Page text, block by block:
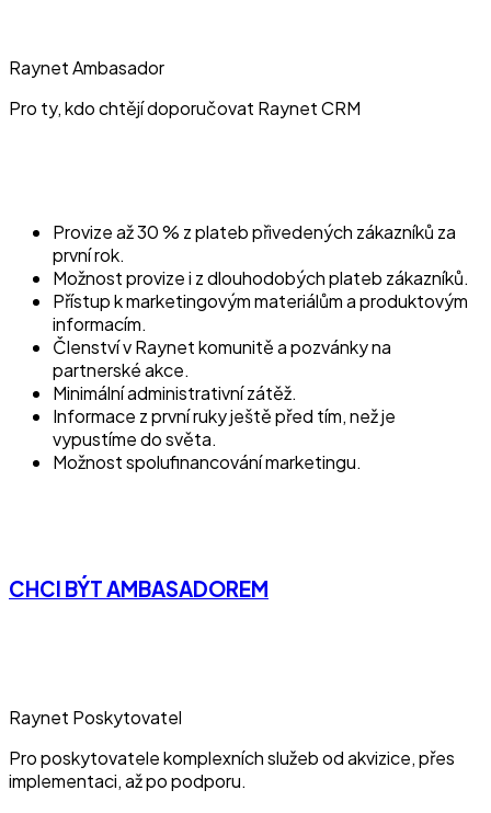
Raynet Ambasador
Pro ty, kdo chtějí doporučovat Raynet CRM
Provize až 30 % z plateb přivedených zákazníků za
první rok.
Možnost provize i z dlouhodobých plateb zákazníků.
Přístup k marketingovým materiálům a produktovým
informacím.
Členství v Raynet komunitě a pozvánky na
partnerské akce.
Minimální administrativní zátěž.
Informace z první ruky ještě před tím, než je
vypustíme do světa.
Možnost spolufinancování marketingu.
CHCI BÝT AMBASADOREM
Raynet Poskytovatel
Pro poskytovatele komplexních služeb od akvizice, přes
implementaci, až po podporu.